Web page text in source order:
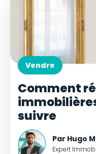
Vendre
Comment
suivre
Par Hugo
Expert